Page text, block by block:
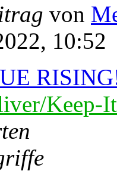
von
10:52
Keep-